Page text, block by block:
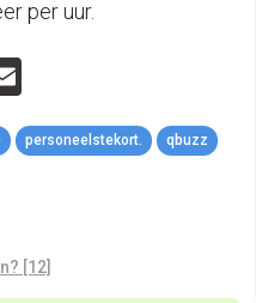
per uur.
personeelstekort. qbuzz
[12]